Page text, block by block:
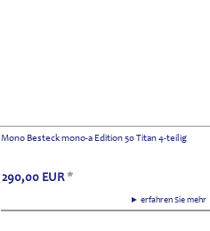
Mono Besteck mono-a Edition 50 Titan 4-teilig
► erfahren Sie
290,00 EUR *